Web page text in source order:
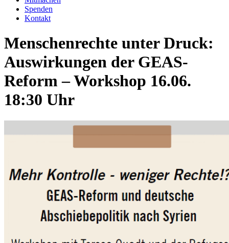
Spenden
Kontakt
Menschenrechte unter Druck:
Auswirkungen der GEAS-
Reform – Workshop 16.06.
18:30 Uhr